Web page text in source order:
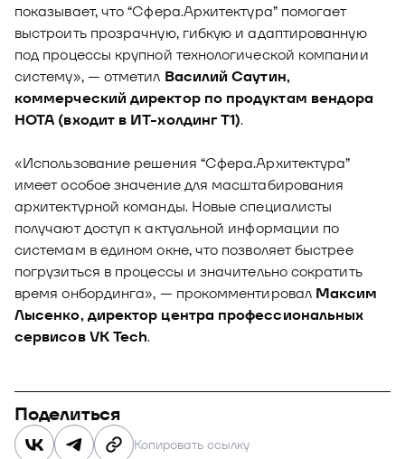
показывает, что “Сфера.Архитектура” помогает
выстроить прозрачную, гибкую и адаптированную
под процессы крупной технологической компании
систему», — отметил Василий Саутин,
коммерческий директор по продуктам вендора
НОТА (входит в ИТ-холдинг Т1).
«Использование решения “Сфера.Архитектура”
имеет особое значение для масштабирования
архитектурной команды. Новые специалисты
получают доступ к актуальной информации по
системам в едином окне, что позволяет быстрее
погрузиться в процессы и значительно сократить
время онбординга», — прокомментировал Максим
Лысенко, директор центра профессиональных
сервисов VK Tech.
Поделиться
Копировать ссылку